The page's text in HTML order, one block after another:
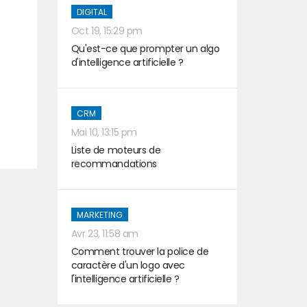
DIGITAL
Oct 19, 15:29 pm
Qu'est-ce que prompter un algo
d'intelligence artificielle ?
CRM
Mai 10, 13:15 pm
Liste de moteurs de
recommandations
MARKETING
Avr 23, 11:58 am
Comment trouver la police de
caractère d'un logo avec
l'intelligence artificielle ?